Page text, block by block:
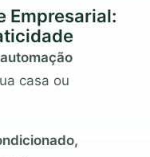
Empresarial:
automação
casa ou